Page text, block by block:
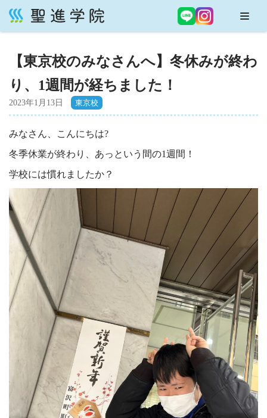
コ
テ
ン
ツ
へ
ス
キ
ッ
プ
【東京校のみなさんへ】冬休みが終わ
り、1週間が経ちました！
2023年1月13日
みなさん、こんにちは?
冬季休業が終わり、あっという間の1週間！
学校には慣れましたか？